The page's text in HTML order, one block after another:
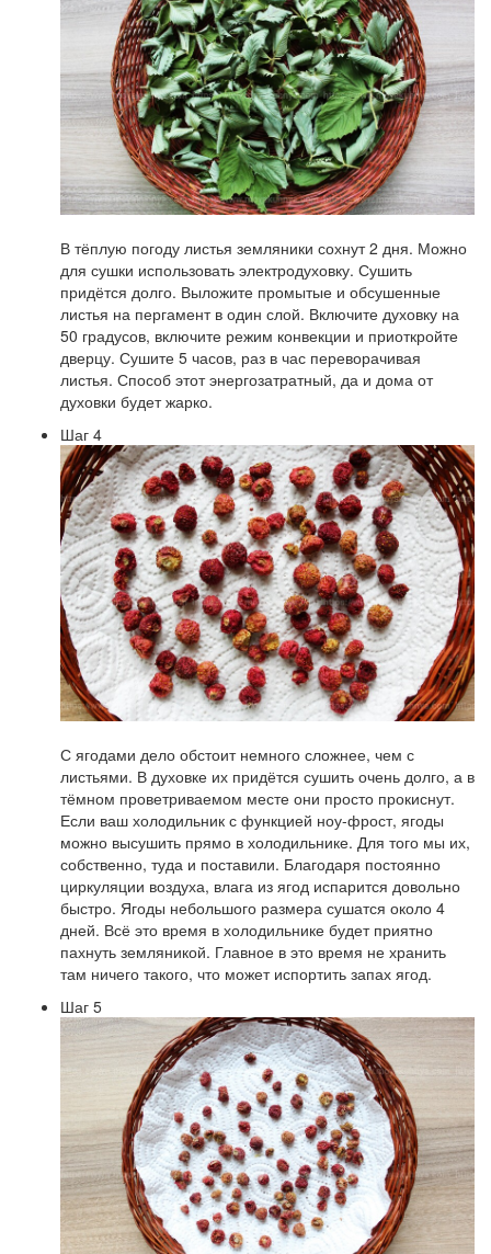
В тёплую погоду листья земляники сохнут 2 дня. Можно
для сушки использовать электродуховку. Сушить
придётся долго. Выложите промытые и обсушенные
листья на пергамент в один слой. Включите духовку на
50 градусов, включите режим конвекции и приоткройте
дверцу. Сушите 5 часов, раз в час переворачивая
листья. Способ этот энергозатратный, да и дома от
духовки будет жарко.
Шаг 4
С ягодами дело обстоит немного сложнее, чем с
листьями. В духовке их придётся сушить очень долго, а в
тёмном проветриваемом месте они просто прокиснут.
Если ваш холодильник с функцией ноу-фрост, ягоды
можно высушить прямо в холодильнике. Для того мы их,
собственно, туда и поставили. Благодаря постоянно
циркуляции воздуха, влага из ягод испарится довольно
быстро. Ягоды небольшого размера сушатся около 4
дней. Всё это время в холодильнике будет приятно
пахнуть земляникой. Главное в это время не хранить
там ничего такого, что может испортить запах ягод.
Шаг 5